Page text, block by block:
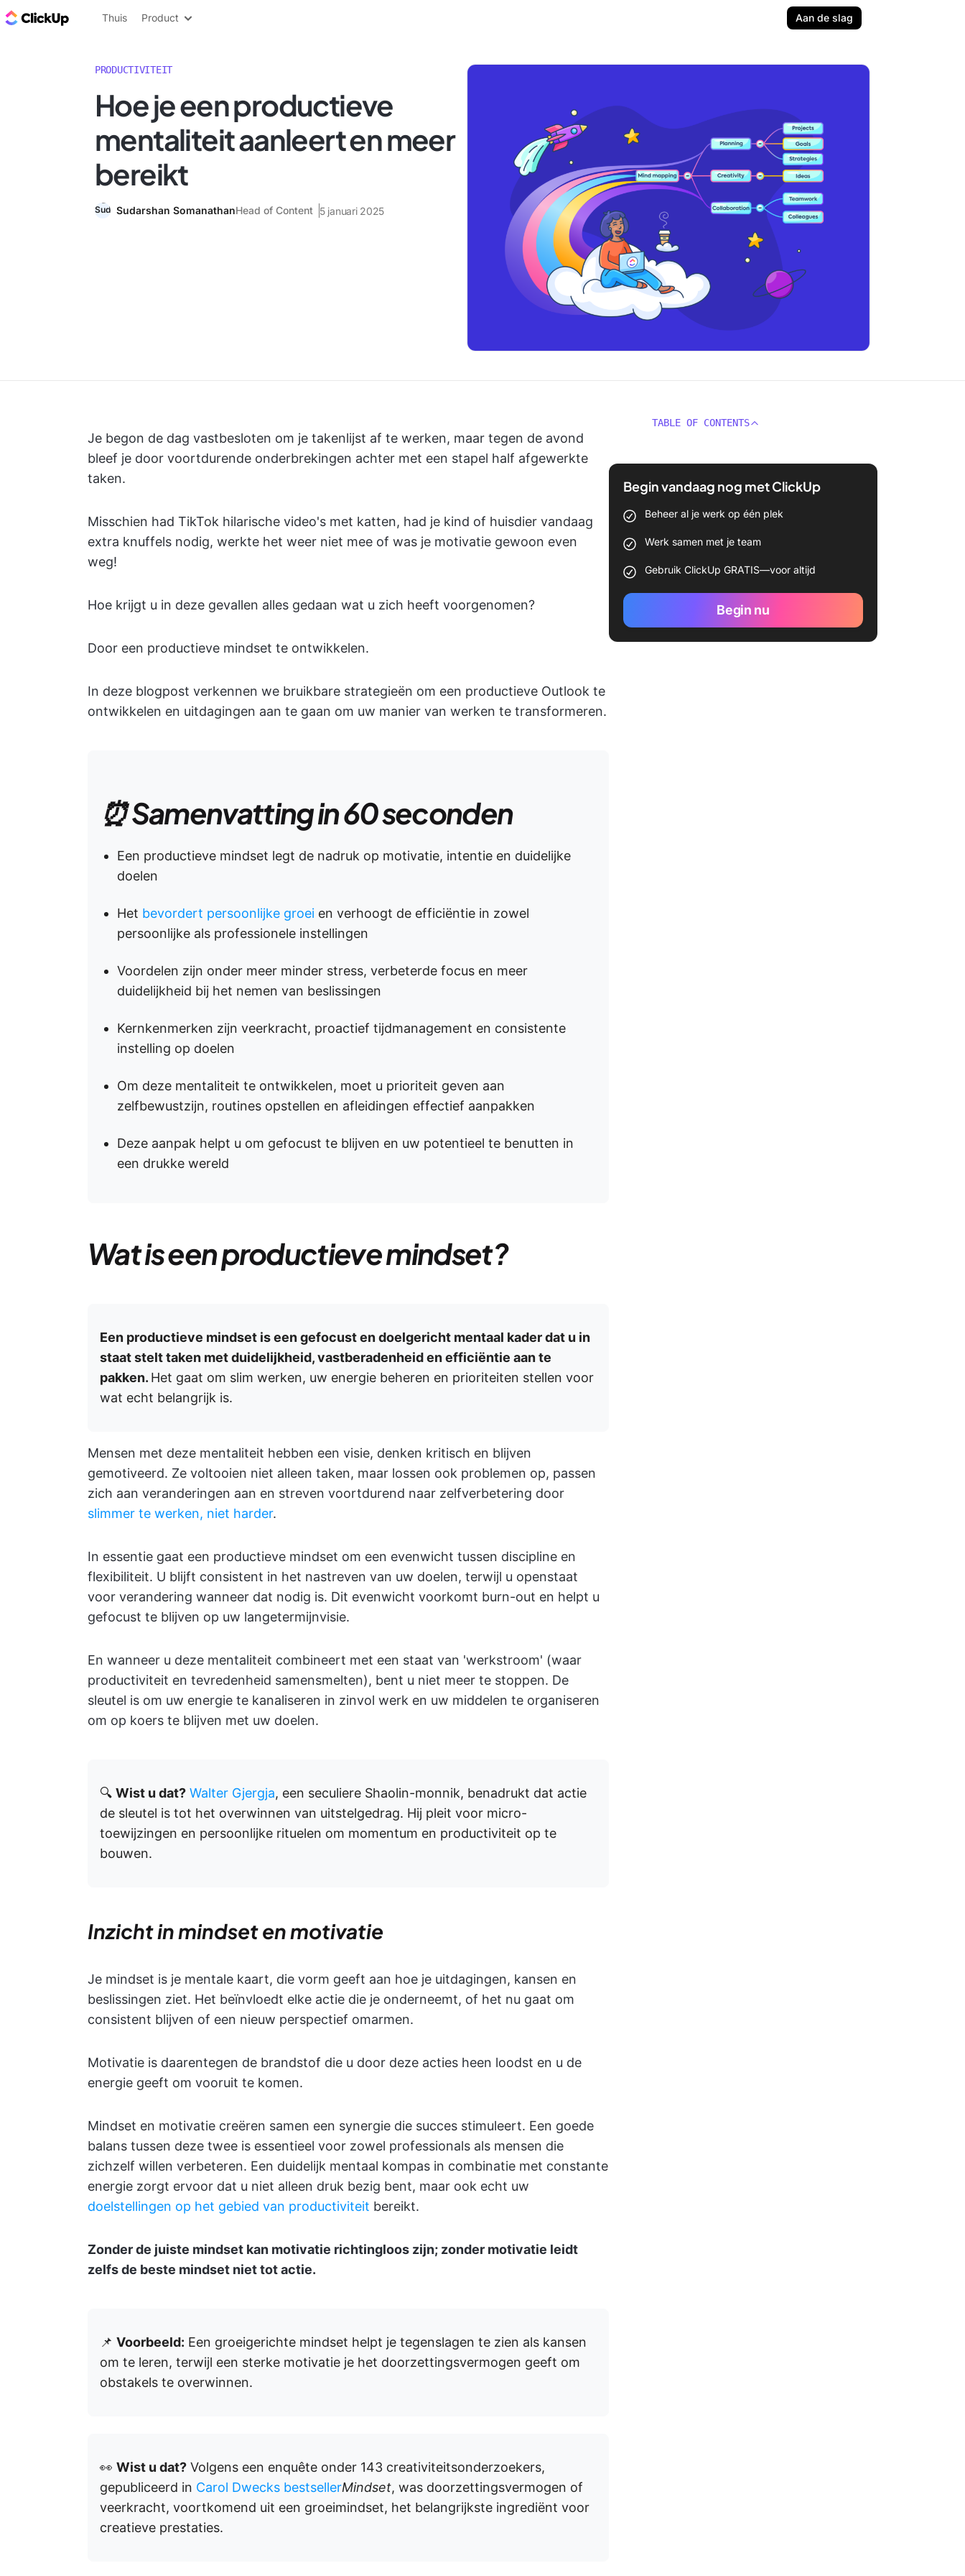
ClickUp Blog
Thuis Product Aan de slag
PRODUCTIVITEIT
Hoe je een productieve
mentaliteit aanleert en meer
bereikt
Sudarshan SomanathanHead of Content 5 januari 2025
Je begon de dag vastbesloten om je takenlijst af te werken, maar tegen de avond
bleef je door voortdurende onderbrekingen achter met een stapel half afgewerkte
taken.
Misschien had TikTok hilarische video's met katten, had je kind of huisdier vandaag
extra knuffels nodig, werkte het weer niet mee of was je motivatie gewoon even
weg!
Hoe krijgt u in deze gevallen alles gedaan wat u zich heeft voorgenomen?
Door een productieve mindset te ontwikkelen.
In deze blogpost verkennen we bruikbare strategieën om een productieve Outlook te
ontwikkelen en uitdagingen aan te gaan om uw manier van werken te transformeren.
⏰ Samenvatting in 60 seconden
Een productieve mindset legt de nadruk op motivatie, intentie en duidelijke
doelen
Het bevordert persoonlijke groei en verhoogt de efficiëntie in zowel
persoonlijke als professionele instellingen
Voordelen zijn onder meer minder stress, verbeterde focus en meer
duidelijkheid bij het nemen van beslissingen
Kernkenmerken zijn veerkracht, proactief tijdmanagement en consistente
instelling op doelen
Om deze mentaliteit te ontwikkelen, moet u prioriteit geven aan
zelfbewustzijn, routines opstellen en afleidingen effectief aanpakken
Deze aanpak helpt u om gefocust te blijven en uw potentieel te benutten in
een drukke wereld
Wat is een productieve mindset?
Een productieve mindset is een gefocust en doelgericht mentaal kader dat u in
staat stelt taken met duidelijkheid, vastberadenheid en efficiëntie aan te
pakken. Het gaat om slim werken, uw energie beheren en prioriteiten stellen voor
wat echt belangrijk is.
Mensen met deze mentaliteit hebben een visie, denken kritisch en blijven
gemotiveerd. Ze voltooien niet alleen taken, maar lossen ook problemen op, passen
zich aan veranderingen aan en streven voortdurend naar zelfverbetering door
slimmer te werken, niet harder.
In essentie gaat een productieve mindset om een evenwicht tussen discipline en
flexibiliteit. U blijft consistent in het nastreven van uw doelen, terwijl u openstaat
voor verandering wanneer dat nodig is. Dit evenwicht voorkomt burn-out en helpt u
gefocust te blijven op uw langetermijnvisie.
En wanneer u deze mentaliteit combineert met een staat van 'werkstroom' (waar
productiviteit en tevredenheid samensmelten), bent u niet meer te stoppen. De
sleutel is om uw energie te kanaliseren in zinvol werk en uw middelen te organiseren
om op koers te blijven met uw doelen.
🔍 Wist u dat? Walter Gjergja, een seculiere Shaolin-monnik, benadrukt dat actie
de sleutel is tot het overwinnen van uitstelgedrag. Hij pleit voor micro-
toewijzingen en persoonlijke rituelen om momentum en productiviteit op te
bouwen.
Inzicht in mindset en motivatie
Je mindset is je mentale kaart, die vorm geeft aan hoe je uitdagingen, kansen en
beslissingen ziet. Het beïnvloedt elke actie die je onderneemt, of het nu gaat om
consistent blijven of een nieuw perspectief omarmen.
Motivatie is daarentegen de brandstof die u door deze acties heen loodst en u de
energie geeft om vooruit te komen.
Mindset en motivatie creëren samen een synergie die succes stimuleert. Een goede
balans tussen deze twee is essentieel voor zowel professionals als mensen die
zichzelf willen verbeteren. Een duidelijk mentaal kompas in combinatie met constante
energie zorgt ervoor dat u niet alleen druk bezig bent, maar ook echt uw
doelstellingen op het gebied van productiviteit bereikt.
Zonder de juiste mindset kan motivatie richtingloos zijn; zonder motivatie leidt
zelfs de beste mindset niet tot actie.
📌 Voorbeeld: Een groeigerichte mindset helpt je tegenslagen te zien als kansen
om te leren, terwijl een sterke motivatie je het doorzettingsvermogen geeft om
obstakels te overwinnen.
👀 Wist u dat? Volgens een enquête onder 143 creativiteitsonderzoekers,
gepubliceerd in Carol Dwecks bestsellerMindset, was doorzettingsvermogen of
veerkracht, voortkomend uit een groeimindset, het belangrijkste ingrediënt voor
creatieve prestaties.
TABLE OF CONTENTS
Begin vandaag nog met ClickUp
Beheer al je werk op één plek
Werk samen met je team
Gebruik ClickUp GRATIS—voor altijd
Begin nu